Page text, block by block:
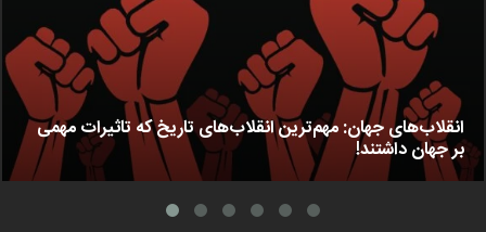
انقلاب‌های جهان: مهم‌ترین انقلاب‌های تاریخ که تاثیرات مهمی
بر جهان داشتند!